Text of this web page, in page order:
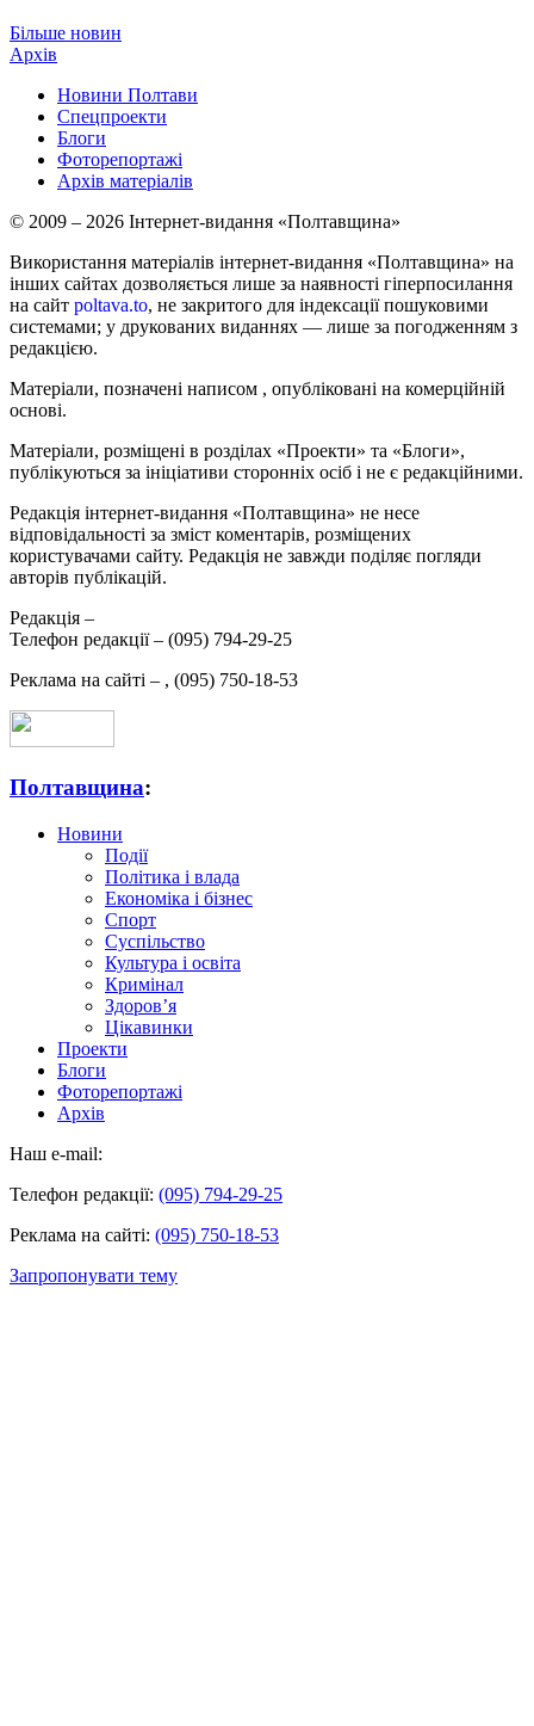
Більше новин
Архів
Новини Полтави
Спецпроекти
Блоги
Фоторепортажі
Архів матеріалів
© 2009 – 2026 Інтернет-видання «Полтавщина»
Використання матеріалів інтернет-видання «Полтавщина» на
інших сайтах дозволяється лише за наявності гіперпосилання
на сайт poltava.to, не закритого для індексації пошуковими
системами; у друкованих виданнях — лише за погодженням з
редакцією.
Матеріали, позначені написом , опубліковані на комерційній
основі.
Матеріали, розміщені в розділах «Проекти» та «Блоги»,
публікуються за ініціативи сторонніх осіб і не є редакційними.
Редакція інтернет-видання «Полтавщина» не несе
відповідальності за зміст коментарів, розміщених
користувачами сайту. Редакція не завжди поділяє погляди
авторів публікацій.
Редакція –
Телефон редакції – (095) 794-29-25
Реклама на сайті – , (095) 750-18-53
Полтавщина:
Новини
Події
Політика і влада
Економіка і бізнес
Спорт
Суспільство
Культура і освіта
Кримінал
Здоров’я
Цікавинки
Проекти
Блоги
Фоторепортажі
Архів
Наш e-mail:
Телефон редакції: (095) 794-29-25
Реклама на сайті: (095) 750-18-53
Запропонувати тему